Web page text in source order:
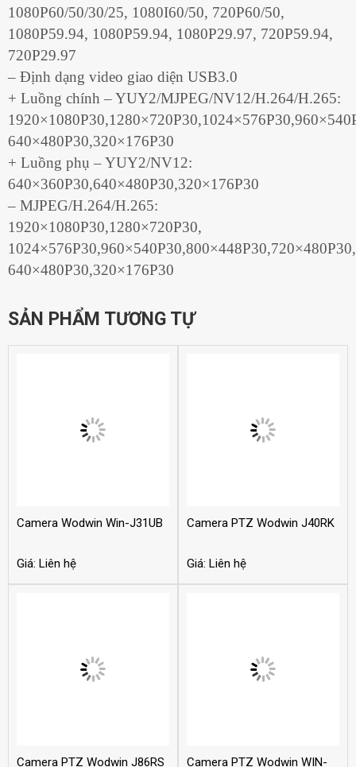
1080P60/50/30/25, 1080I60/50, 720P60/50,
1080P59.94, 1080P59.94, 1080P29.97, 720P59.94,
720P29.97
– Định dạng video giao diện USB3.0
+ Luồng chính – YUY2/MJPEG/NV12/H.264/H.265:
640×480P30,320×176P30
+ Luồng phụ – YUY2/NV12:
640×360P30,640×480P30,320×176P30
– MJPEG/H.264/H.265:
1920×1080P30,1280×720P30,
640×480P30,320×176P30
SẢN PHẨM TƯƠNG TỰ
Camera Wodwin Win-J31UB
Giá: Liên hệ
Camera PTZ Wodwin J40RK
Giá: Liên hệ
Camera PTZ Wodwin J86RS
Camera PTZ Wodwin WIN-